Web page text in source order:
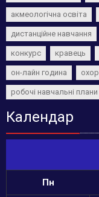
акмеологічна освіта
дистанційне навчання
конкурс кравець
он-лайн година
робочі навчальні плани
Календар
Пн